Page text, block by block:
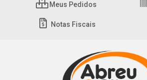
Meus Pedidos
Notas Fiscais